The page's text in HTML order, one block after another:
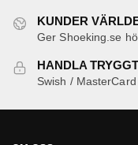
KUNDER
Ger Shoeking.se
HANDLA TRYGGT
Swish /